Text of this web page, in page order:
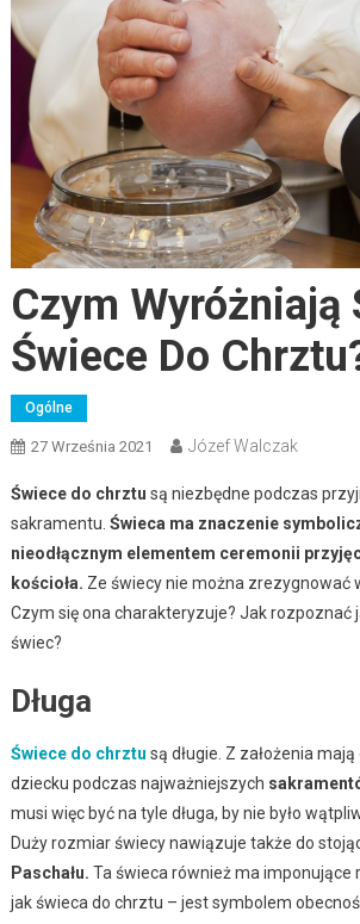
Czym Wyróżniają
Świece Do
Ogólne
27 Września 2021 Józef Walczak
Świece do chrztu są niezbędne podczas
sakramentu. Świeca ma znaczenie
nieodłącznym elementem ceremonii
kościoła. Ze świecy nie można zrezygnować
Czym się ona charakteryzuje? Jak rozpoznać
świec?
Długa
Świece do chrztu są długie. Z założenia
dziecku podczas najważniejszych
musi więc być na tyle długa, by nie było
Duży rozmiar świecy nawiązuje także do
Paschału. Ta świeca również ma imponujące
jak świeca do chrztu – jest symbolem